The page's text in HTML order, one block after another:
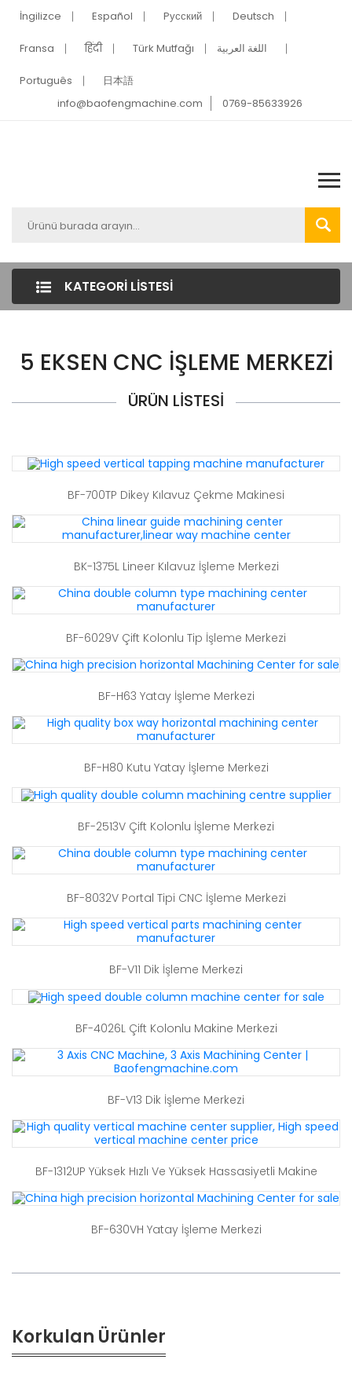
İngilizce Español Pусский Deutsch
Fransa हिंदी Türk Mutfağı اللغة العربية
Português
日本語
info@baofengmachine.com
0769-85633926
KATEGORI LISTESI
5 EKSEN CNC İŞLEME MERKEZI
ÜRÜN LISTESI
BF-700TP Dikey Kılavuz Çekme Makinesi
BK-1375L Lineer Kılavuz İşleme Merkezi
BF-6029V Çift Kolonlu Tip İşleme Merkezi
BF-H63 Yatay İşleme Merkezi
BF-H80 Kutu Yatay İşleme Merkezi
BF-2513V Çift Kolonlu İşleme Merkezi
BF-8032V Portal Tipi CNC İşleme Merkezi
BF-V11 Dik İşleme Merkezi
BF-4026L Çift Kolonlu Makine Merkezi
BF-V13 Dik İşleme Merkezi
BF-1312UP Yüksek Hızlı Ve Yüksek Hassasiyetli Makine
BF-630VH Yatay İşleme Merkezi
Korkulan Ürünler